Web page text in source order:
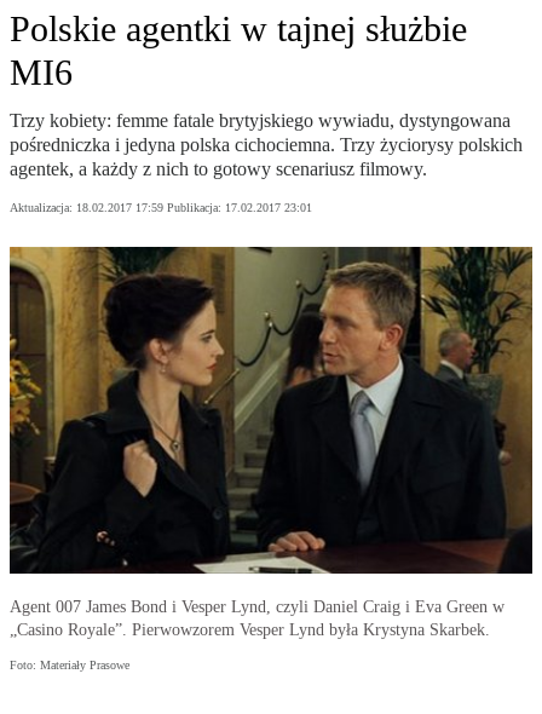
Polskie agentki w tajnej służbie
MI6
Trzy kobiety: femme fatale brytyjskiego wywiadu, dystyngowana
pośredniczka i jedyna polska cichociemna. Trzy życiorysy polskich
agentek, a każdy z nich to gotowy scenariusz filmowy.
Aktualizacja: 18.02.2017 17:59 Publikacja: 17.02.2017 23:01
Agent 007 James Bond i Vesper Lynd, czyli Daniel Craig i Eva Green w
„Casino Royale”. Pierwowzorem Vesper Lynd była Krystyna Skarbek.
Foto: Materiały Prasowe